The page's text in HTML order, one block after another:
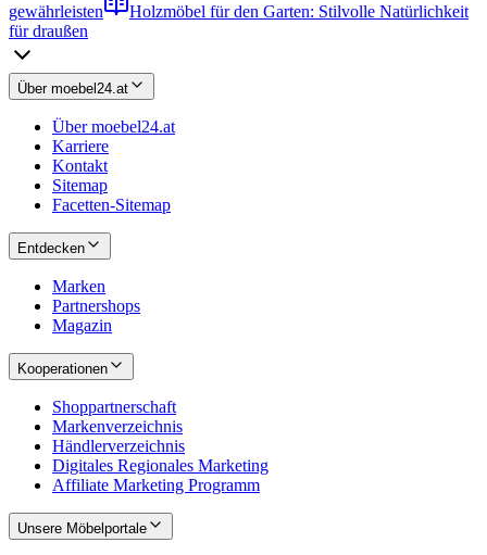
gewährleisten
Holzmöbel für den Garten: Stilvolle Natürlichkeit
für draußen
Über moebel24.at
Über moebel24.at
Karriere
Kontakt
Sitemap
Facetten-Sitemap
Entdecken
Marken
Partnershops
Magazin
Kooperationen
Shoppartnerschaft
Markenverzeichnis
Händlerverzeichnis
Digitales Regionales Marketing
Affiliate Marketing Programm
Unsere Möbelportale